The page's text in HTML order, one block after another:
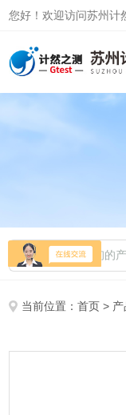
您好！欢迎访问苏州计
当前位置：首页 >